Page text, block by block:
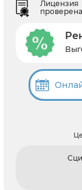
Лицензия
проверена